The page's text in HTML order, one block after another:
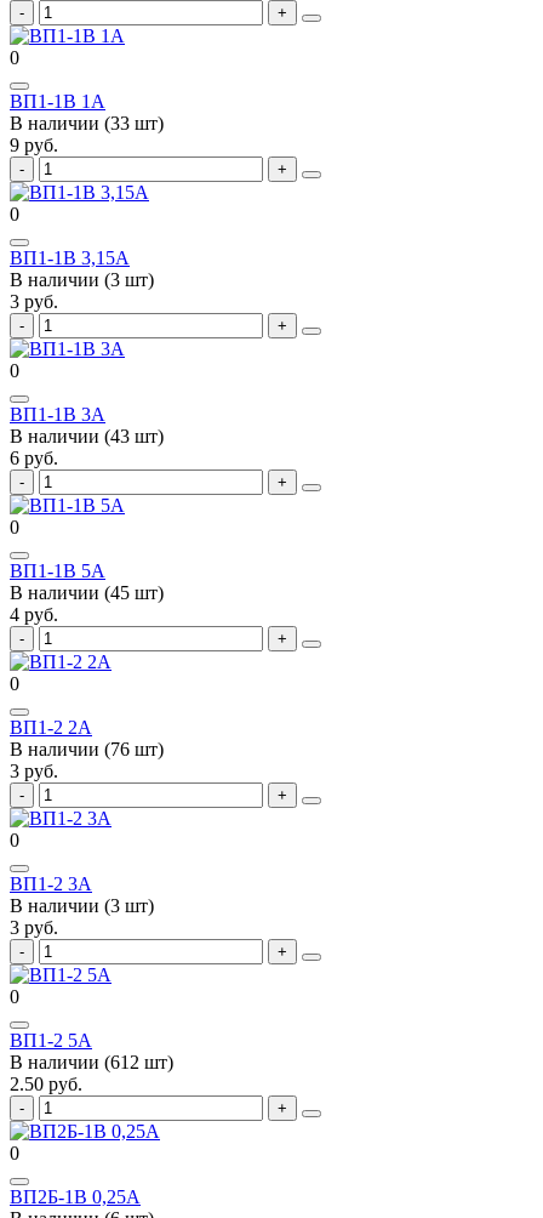
0
ВП1-1В 1А
В наличии (33 шт)
9 руб.
0
ВП1-1В 3,15А
В наличии (3 шт)
3 руб.
0
ВП1-1В 3А
В наличии (43 шт)
6 руб.
0
ВП1-1В 5А
В наличии (45 шт)
4 руб.
0
ВП1-2 2А
В наличии (76 шт)
3 руб.
0
ВП1-2 3А
В наличии (3 шт)
3 руб.
0
ВП1-2 5А
В наличии (612 шт)
2.50 руб.
0
ВП2Б-1В 0,25А